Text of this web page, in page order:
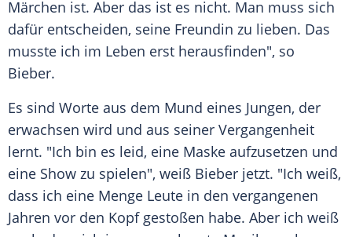
Märchen ist. Aber das ist es nicht. Man muss sich
dafür entscheiden, seine Freundin zu lieben. Das
musste ich im Leben erst herausfinden", so
Bieber.
Es sind Worte aus dem Mund eines Jungen, der
erwachsen wird und aus seiner Vergangenheit
lernt. "Ich bin es leid, eine Maske aufzusetzen und
eine Show zu spielen", weiß Bieber jetzt. "Ich weiß,
dass ich eine Menge Leute in den vergangenen
Jahren vor den Kopf gestoßen habe. Aber ich weiß